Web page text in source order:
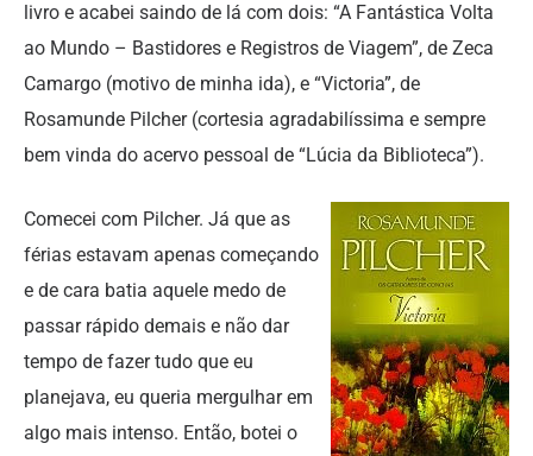
livro e acabei saindo de lá com dois: “A Fantástica Volta
ao Mundo – Bastidores e Registros de Viagem”, de Zeca
Camargo (motivo de minha ida), e “Victoria”, de
Rosamunde Pilcher (cortesia agradabilíssima e sempre
bem vinda do acervo pessoal de “Lúcia da Biblioteca”).
Comecei com Pilcher. Já que as
férias estavam apenas começando
e de cara batia aquele medo de
passar rápido demais e não dar
tempo de fazer tudo que eu
planejava, eu queria mergulhar em
algo mais intenso. Então, botei o